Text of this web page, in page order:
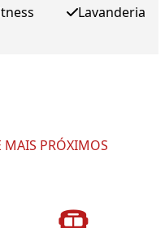
Lavanderia
MAIS PRÓXIMOS